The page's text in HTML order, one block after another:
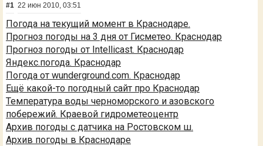
#1 22 июн 2010, 03:51
Погода на текущий момент в Краснодаре.
Прогноз погоды на 3 дня от Гисметео. Краснодар
Прогноз погоды от Intellicast. Краснодар
Яндекс.погода. Краснодар
Погода от wunderground.com. Краснодар
Ещё какой-то погодный сайт про Краснодар
Температура воды черноморского и азовского
побережий. Краевой гидрометеоцентр
Архив погоды с датчика на Ростовском ш.
Архив погоды в Краснодаре